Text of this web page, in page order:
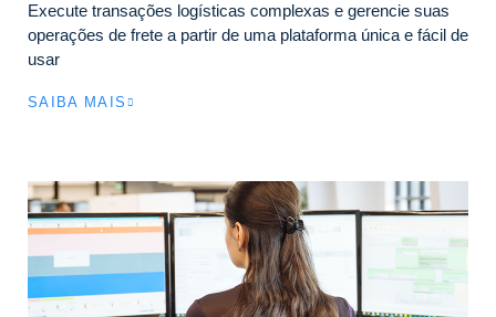
Execute transações logísticas complexas e gerencie suas
operações de frete a partir de uma plataforma única e fácil de
usar
SAIBA MAIS